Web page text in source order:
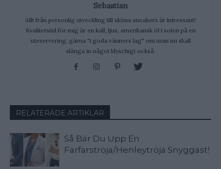
Sebastian
Allt från personlig utveckling till sköna sneakers är intressant!
Kvalitetstid för mig är en kall, ljus, amerikansk öl i solen på en
uteservering, gärna "i goda vänners lag" om man nu skall
slänga in något klyschigt också.
RELATERADE ARTIKLAR
Så Bär Du Upp En
Farfarströja/Henleytröja Snyggast!